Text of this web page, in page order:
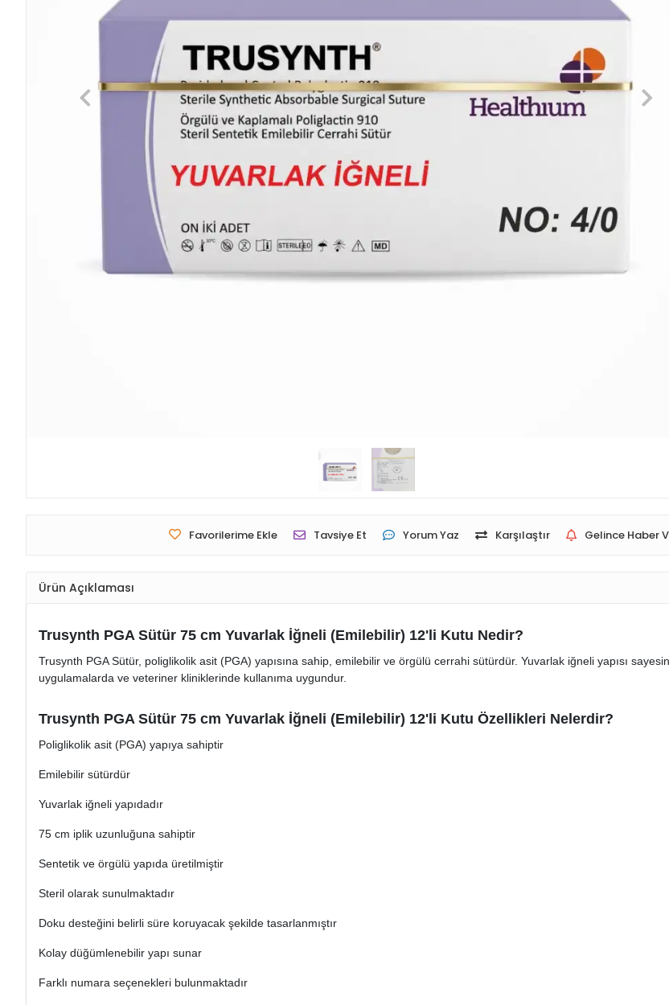
Favorilerime Ekle Tavsiye Et Yorum Yaz Karşılaştır Gelince Haber
Ürün Açıklaması
Trusynth PGA Sütür 75 cm Yuvarlak İğneli (Emilebilir) 12'li Kutu Nedir?
Trusynth PGA Sütür, poliglikolik asit (PGA) yapısına sahip, emilebilir ve örgülü cerrahi sütürdür. Yuvarlak iğneli yapısı
uygulamalarda ve veteriner kliniklerinde kullanıma uygundur.
Trusynth PGA Sütür 75 cm Yuvarlak İğneli (Emilebilir) 12'li Kutu Özellikleri Nelerdir?
Poliglikolik asit (PGA) yapıya sahiptir
Emilebilir sütürdür
Yuvarlak iğneli yapıdadır
75 cm iplik uzunluğuna sahiptir
Sentetik ve örgülü yapıda üretilmiştir
Steril olarak sunulmaktadır
Doku desteğini belirli süre koruyacak şekilde tasarlanmıştır
Kolay düğümlenebilir yapı sunar
Farklı numara seçenekleri bulunmaktadır